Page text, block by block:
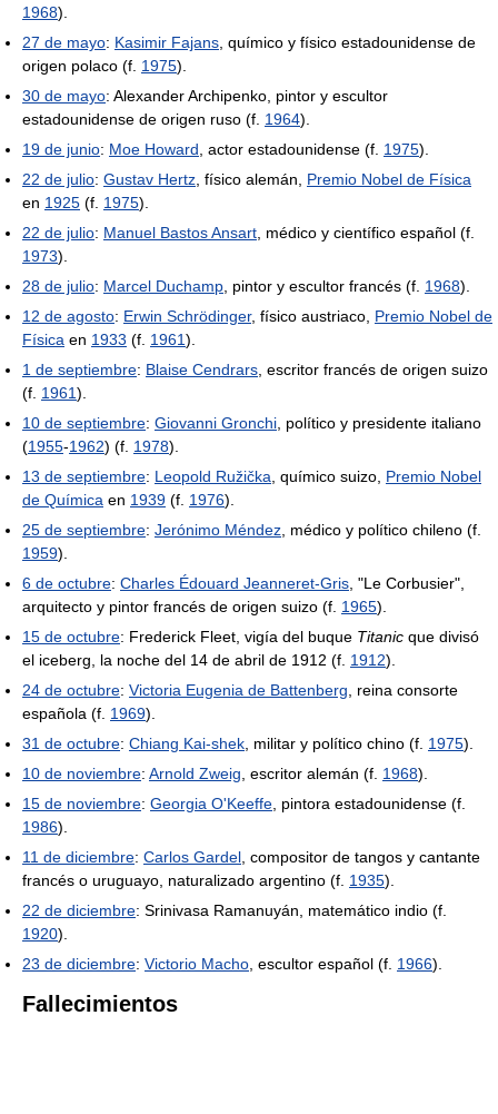
1968).
27 de mayo: Kasimir Fajans, químico y físico estadounidense de
origen polaco (f. 1975).
30 de mayo: Alexander Archipenko, pintor y escultor
estadounidense de origen ruso (f. 1964).
19 de junio: Moe Howard, actor estadounidense (f. 1975).
22 de julio: Gustav Hertz, físico alemán, Premio Nobel de Física
en 1925 (f. 1975).
22 de julio: Manuel Bastos Ansart, médico y científico español (f.
1973).
28 de julio: Marcel Duchamp, pintor y escultor francés (f. 1968).
12 de agosto: Erwin Schrödinger, físico austriaco, Premio Nobel de
Física en 1933 (f. 1961).
1 de septiembre: Blaise Cendrars, escritor francés de origen suizo
(f. 1961).
10 de septiembre: Giovanni Gronchi, político y presidente italiano
(1955-1962) (f. 1978).
13 de septiembre: Leopold Ružička, químico suizo, Premio Nobel
de Química en 1939 (f. 1976).
25 de septiembre: Jerónimo Méndez, médico y político chileno (f.
1959).
6 de octubre: Charles Édouard Jeanneret-Gris, "Le Corbusier",
arquitecto y pintor francés de origen suizo (f. 1965).
15 de octubre: Frederick Fleet, vigía del buque Titanic que divisó
el iceberg, la noche del 14 de abril de 1912 (f. 1912).
24 de octubre: Victoria Eugenia de Battenberg, reina consorte
española (f. 1969).
31 de octubre: Chiang Kai-shek, militar y político chino (f. 1975).
10 de noviembre: Arnold Zweig, escritor alemán (f. 1968).
15 de noviembre: Georgia O'Keeffe, pintora estadounidense (f.
1986).
11 de diciembre: Carlos Gardel, compositor de tangos y cantante
francés o uruguayo, naturalizado argentino (f. 1935).
22 de diciembre: Srinivasa Ramanuyán, matemático indio (f.
1920).
23 de diciembre: Victorio Macho, escultor español (f. 1966).
Fallecimientos